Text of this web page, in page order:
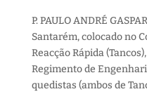
P. PAULO ANDRÉ
Santarém, colocado no
Reacção Rápida
Regimento de
quedistas (ambos de